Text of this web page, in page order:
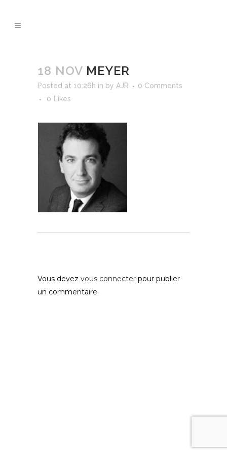
18 NOV MEYER
Posted at 10:26h in by AJR
0 Comments
0
Likes
Vous devez vous connecter pour publier
un commentaire.